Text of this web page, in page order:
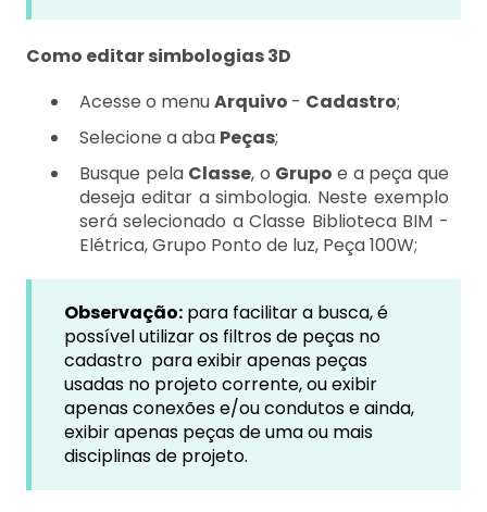
Como editar simbologias 3D
Acesse o menuArquivo - Cadastro;
Selecione a aba Peças;
Busque pela Classe, o Grupoe a peça que
deseja editar a simbologia. Neste exemplo
será selecionado a Classe Biblioteca BIM -
Elétrica, Grupo Ponto de luz, Peça 100W;
Observação: para facilitar a busca, é
possível utilizar os filtros de peças no
cadastro para exibir apenas peças
usadas no projeto corrente, ou exibir
apenas conexões e/ou condutos e ainda,
exibir apenas peças de uma ou mais
disciplinas de projeto.